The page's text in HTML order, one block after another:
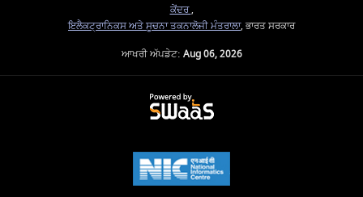
ਕੇਂਦਰ,
ਇਲੈਕਟ੍ਰਾਨਿਕਸ ਅਤੇ ਸੂਚਨਾ ਤਕਨਾਲੋਜੀ ਮੰਤਰਾਲਾ, ਭਾਰਤ ਸਰਕਾਰ
ਆਖਰੀ ਅੱਪਡੇਟ: Aug 06, 2026